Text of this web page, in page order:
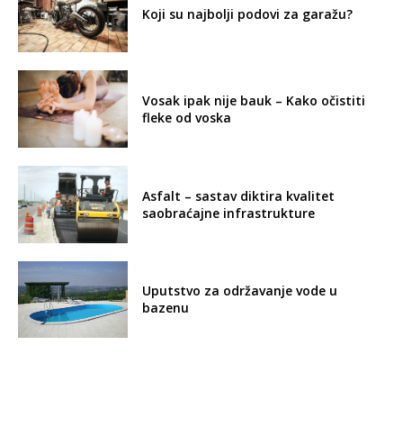
Koji su najbolji podovi za garažu?
Vosak ipak nije bauk – Kako očistiti
fleke od voska
Asfalt – sastav diktira kvalitet
saobraćajne infrastrukture
Uputstvo za održavanje vode u
bazenu